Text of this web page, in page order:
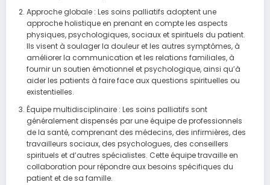
Approche globale : Les soins palliatifs adoptent une
approche holistique en prenant en compte les aspects
physiques, psychologiques, sociaux et spirituels du patient.
Ils visent à soulager la douleur et les autres symptômes, à
améliorer la communication et les relations familiales, à
fournir un soutien émotionnel et psychologique, ainsi qu’à
aider les patients à faire face aux questions spirituelles ou
existentielles.
Équipe multidisciplinaire : Les soins palliatifs sont
généralement dispensés par une équipe de professionnels
de la santé, comprenant des médecins, des infirmières, des
travailleurs sociaux, des psychologues, des conseillers
spirituels et d’autres spécialistes. Cette équipe travaille en
collaboration pour répondre aux besoins spécifiques du
patient et de sa famille.